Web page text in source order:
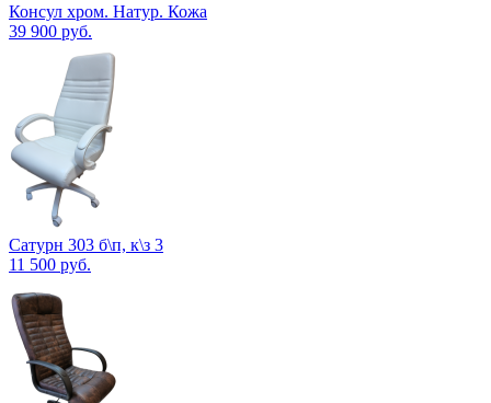
Консул хром. Натур. Кожа
39 900 руб.
Сатурн 303 б\п, к\з 3
11 500 руб.